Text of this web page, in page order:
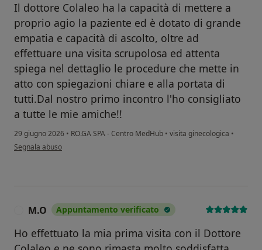
Il dottore Colaleo ha la capacità di mettere a
proprio agio la paziente ed è dotato di grande
empatia e capacità di ascolto, oltre ad
effettuare una visita scrupolosa ed attenta
spiega nel dettaglio le procedure che mette in
atto con spiegazioni chiare e alla portata di
tutti.Dal nostro primo incontro l'ho consigliato
a tutte le mie amiche!!
29 giugno 2026 • RO.GA SPA - Centro MedHub • visita ginecologica •
secondo l'opinione dell'utente Marianna G.
Segnala abuso
M.O Appuntamento verificato
Ho effettuato la mia prima visita con il Dottore